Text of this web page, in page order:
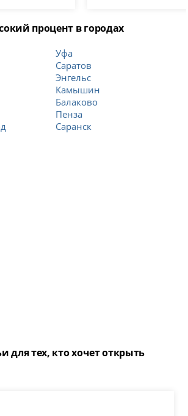
процент в городах
Уфа
Саратов
Энгельс
Камышин
Балаково
Пенза
Саранск
для тех, кто хочет открыть